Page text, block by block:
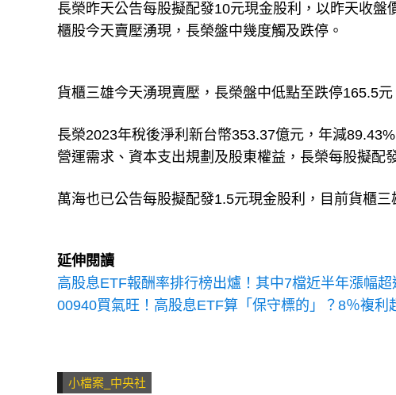
長榮昨天公告每股擬配發10元現金股利，以昨天收
櫃股今天賣壓湧現，長榮盤中幾度觸及跌停。
貨櫃三雄今天湧現賣壓，長榮盤中低點至跌停165.5
長榮2023年稅後淨利新台幣353.37億元，年減
營運需求、資本支出規劃及股東權益，長榮每股擬配
萬海也已公告每股擬配發1.5元現金股利，目前貨櫃
延伸閱讀
高股息ETF報酬率排行榜出爐！其中7檔近半年漲幅超
00940買氣旺！高股息ETF算「保守標的」？8％複利
小檔案_中央社